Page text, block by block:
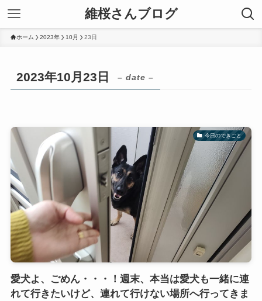
維桜さんブログ
ホーム 2023年 10月 23日
2023年10月23日 – date –
今日のできごと
愛犬よ、ごめん・・・！週末、本当は愛犬も一緒に連
れて行きたいけど、連れて行けない場所へ行ってきま